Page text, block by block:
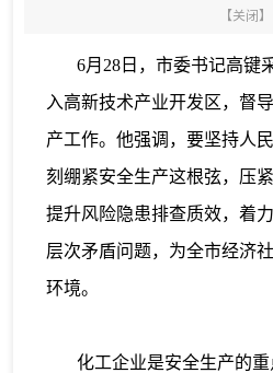
【关闭】
6月28日，市委书记高键
入高新技术产业开发区，督
产工作。他强调，要坚持人
刻绷紧安全生产这根弦，压
提升风险隐患排查质效，着
层次矛盾问题，为全市经济
环境。
化工企业是安全生产的重